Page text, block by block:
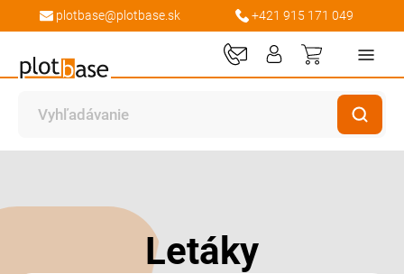
plotbase@plotbase.sk +421 915 171 049
Môj košík
Letáky